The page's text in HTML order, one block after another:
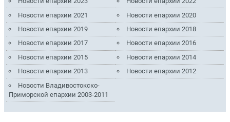
Новости епархии 2021
Новости епархии 2020
Новости епархии 2019
Новости епархии 2018
Новости епархии 2017
Новости епархии 2016
Новости епархии 2015
Новости епархии 2014
Новости епархии 2013
Новости епархии 2012
Новости Владивостокско-
Приморской епархии 2003-2011